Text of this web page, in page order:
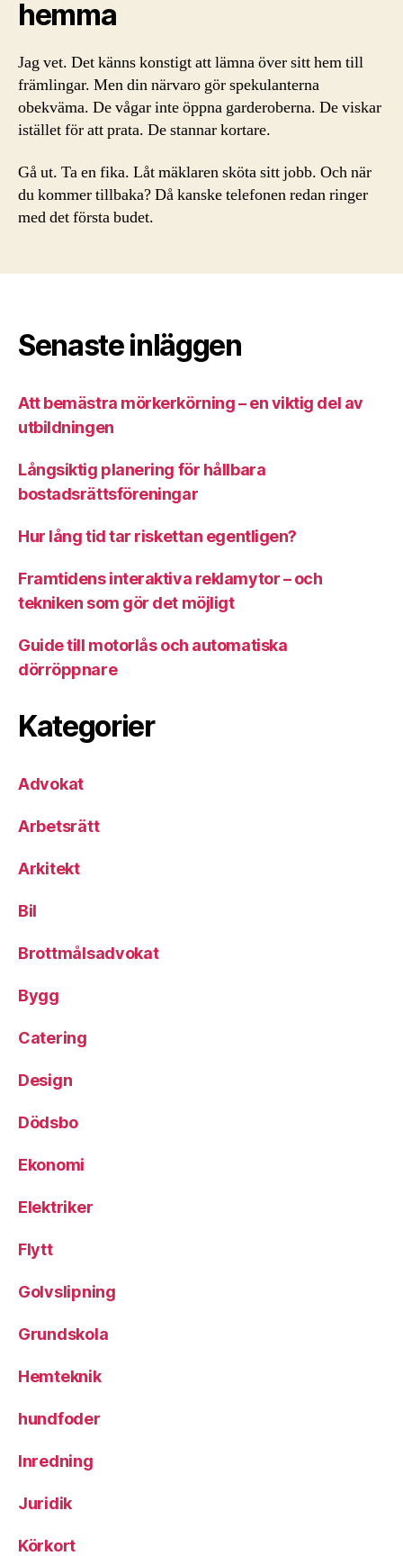
hemma
Jag vet. Det känns konstigt att lämna över sitt hem till
främlingar. Men din närvaro gör spekulanterna
obekväma. De vågar inte öppna garderoberna. De viskar
istället för att prata. De stannar kortare.
Gå ut. Ta en fika. Låt mäklaren sköta sitt jobb. Och när
du kommer tillbaka? Då kanske telefonen redan ringer
med det första budet.
Senaste inläggen
Att bemästra mörkerkörning – en viktig del av
utbildningen
Långsiktig planering för hållbara
bostadsrättsföreningar
Hur lång tid tar riskettan egentligen?
Framtidens interaktiva reklamytor – och
tekniken som gör det möjligt
Guide till motorlås och automatiska
dörröppnare
Kategorier
Advokat
Arbetsrätt
Arkitekt
Bil
Brottmålsadvokat
Bygg
Catering
Design
Dödsbo
Ekonomi
Elektriker
Flytt
Golvslipning
Grundskola
Hemteknik
hundfoder
Inredning
Juridik
Körkort